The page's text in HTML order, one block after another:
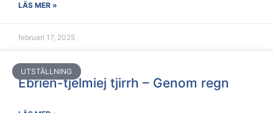
LÄS MER »
februari 17, 2025
UTSTÄLLNING
Ebrien-tjelmiej tjirrh – Genom regn